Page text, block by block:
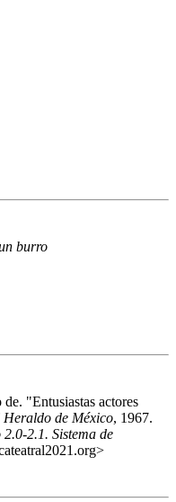
burro
"Entusiastas actores
Heraldo de México, 1967.
2.1. Sistema de